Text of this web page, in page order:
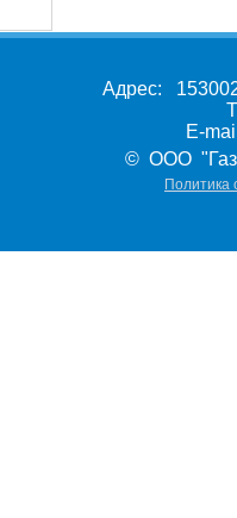
Адрес:
E-
© ООО
Политика